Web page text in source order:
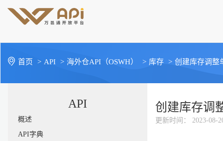
首页 > API > 海外仓API（OSWH） > 库存 > 创建库存调整
API
概述
API字典
创建库存调
更新时间 ： 2023-08-